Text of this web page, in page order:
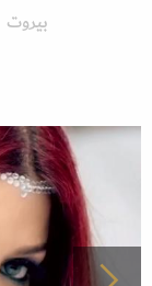
بيروت